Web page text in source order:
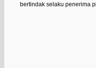
bertindak selaku penerima